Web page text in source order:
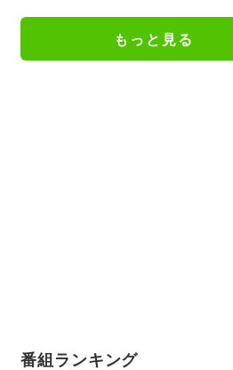
もっと見る
番組ランキング